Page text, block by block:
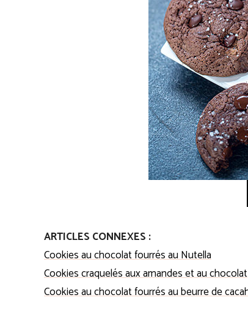
ARTICLES CONNEXES :
Cookies au chocolat fourrés au Nutella
Cookies craquelés aux amandes et au chocolat
Cookies au chocolat fourrés au beurre de